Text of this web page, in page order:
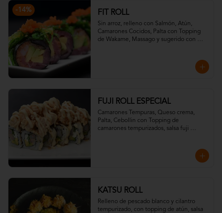
-14% FIT ROLL
Sin arroz, relleno con Salmón, Atún,
Camarones Cocidos, Palta con Topping
de Wakame, Massago y sugerido con
FUJI ROLL ESPECIAL
Camarones Tempuras, Queso crema,
Palta, Cebollin con Topping de
camarones tempurizados, salsa fuji
KATSU ROLL
Relleno de pescado blanco y cilantro
tempurizado, con topping de atún, salsa